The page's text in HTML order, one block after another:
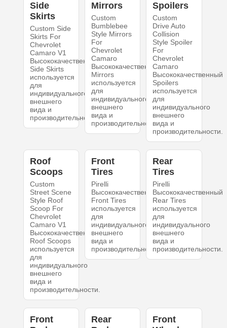
Side
Skirts
Custom Side
Skirts For
Chevrolet
Camaro V1
Высококачественный
Side Skirts
используется
для
индивидуального
внешнего
вида и
производительности.
Mirrors
Custom
Bumblebee
Style Mirrors
For
Chevrolet
Camaro
Высококачественный
Mirrors
используется
для
индивидуального
внешнего
вида и
производительности.
Spoilers
Custom
Drive Auto
Collision
Style Spoiler
For
Chevrolet
Camaro
Высококачественный
Spoilers
используется
для
индивидуального
внешнего
вида и
производительности.
Roof
Scoops
Custom
Street Scene
Style Roof
Scoop For
Chevrolet
Camaro V1
Высококачественный
Roof Scoops
используется
для
индивидуального
внешнего
вида и
производительности.
Front
Tires
Pirelli
Высококачественный
Front Tires
используется
для
индивидуального
внешнего
вида и
производительности.
Rear
Tires
Pirelli
Высококачественный
Rear Tires
используется
для
индивидуального
внешнего
вида и
производительности.
Front
Rear
Front